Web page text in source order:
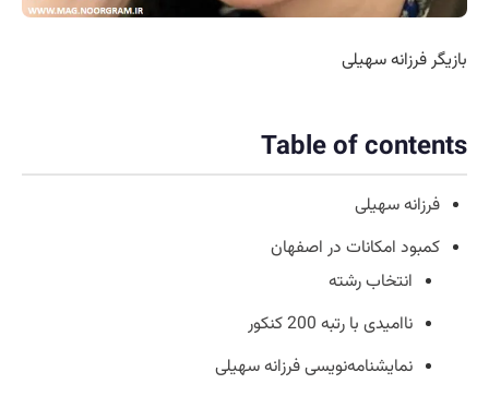
بازیگر فرزانه سهیلی
Table of contents
فرزانه سهیلی
کمبود امکانات در اصفهان
انتخاب رشته
ناامیدی با رتبه 200 کنکور
نمایشنامه‌نویسی فرزانه سهیلی